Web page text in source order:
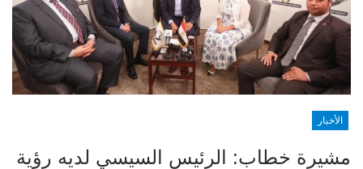
الأخبار
مشيرة خطاب: الرئيس السيسي لديه رؤية